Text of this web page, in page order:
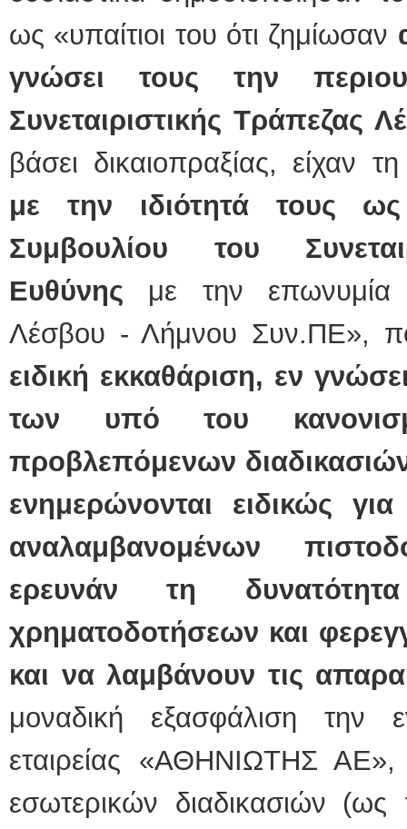
ως «υπαίτιοι του ότι ζημίωσαν
γνώσει τους την
Συνεταιριστικής Τράπεζας
βάσει δικαιοπραξίας, είχαν
με την ιδιότητά τους ως
Συμβουλίου του
Ευθύνης με την επωνυμία
Λέσβου - Λήμνου Συν.ΠΕ»,
ειδική εκκαθάριση, εν
των υπό του
προβλεπόμενων διαδικασιών
ενημερώνονται ειδικώς
αναλαμβανομένων
ερευνάν τη
χρηματοδοτήσεων και
και να λαμβάνουν τις
μοναδική εξασφάλιση την
εταιρείας «ΑΘΗΝΙΩΤΗΣ
εσωτερικών διαδικασιών